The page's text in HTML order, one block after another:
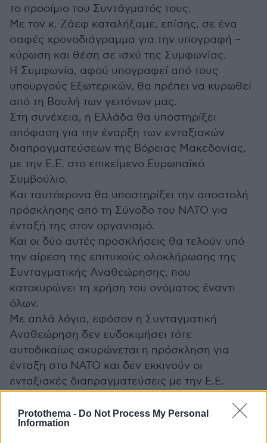
Protothema - Do Not Process My Personal
Information
το προοίμιο του Συντάγματός τους.
Με τον κ. Ζάεφ καταλήξαμε, επίσης, σε ένα
σαφές χρονοδιάγραμμα για την υπογραφή –
κύρωση και θέση σε ισχύ της Συμφωνίας.
Η Συμφωνία, αφού υπογραφεί από τους
υπουργούς Εξωτερικών, θα πρέπει να κυρωθεί
από τη Βουλή των γειτόνων μας.
Στη συνέχεια, η Ελλάδα θα υποστηρίξει
απόφαση για την έναρξη των ενταξιακών
διαπραγματεύσεων της Βόρειας Μακεδονίας,
με την Ε.Ε. στο επικείμενο Ευρωπαϊκό
Συμβούλιο.
Και ταυτόχρονα θα υποστηρίξει την αποστολή
πρόσκλησης από τη Σύνοδο του ΝΑΤΟ για
ένταξή της στον οργανισμό.
Και οι δύο αυτές προσκλήσεις θα τελούν υπό
την αίρεση της επιτυχούς ολοκλήρωσης της
Συνταγματικής Αναθεώρησης, που
κατοχυρώνει τη χρήση του ονόματος έναντι
όλων.
Με απλά λόγια, εφόσον η Συνταγματική
Αναθεώρηση δεν ευδοκιμήσει τότε
αυτοδικαίως ακυρώνεται η πρόσκληση για
ένταξη στο ΝΑΤΟ και δεν εκκινούν οι
ενταξιακές διαπραγματεύσεις με την Ε.Ε.
Σύμβαση στο ελληνικό κοινοβούλιο θέτοντας
την σε ισχύ, καθώς και το Πρωτόκολλο ένταξης